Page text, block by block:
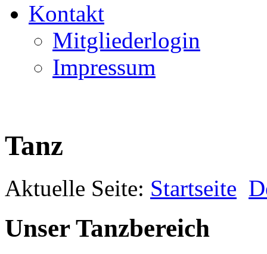
Kontakt
Mitgliederlogin
Impressum
Tanz
Aktuelle Seite: Startseite
Unser Tanzbereich